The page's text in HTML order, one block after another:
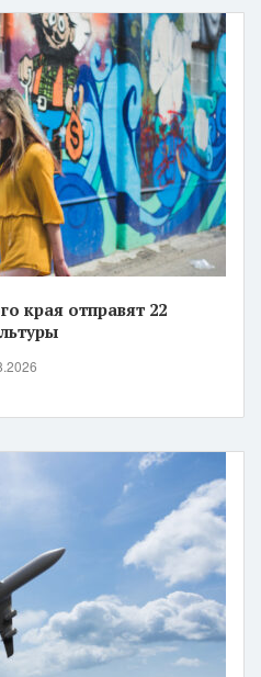
края отправят 22